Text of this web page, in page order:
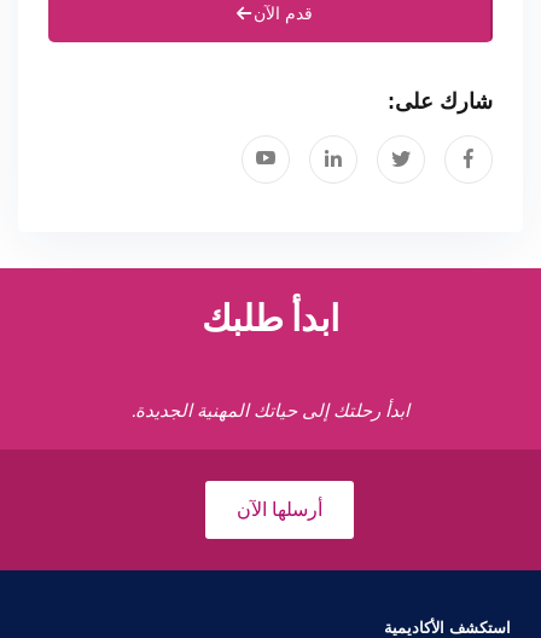
قدم الآن
شارك على:
ابدأ طلبك
ابدأ رحلتك إلى حياتك المهنية الجديدة.
أرسلها الآن
استكشف الأكاديمية